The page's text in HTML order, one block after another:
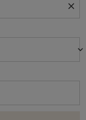
close
keyboard_arrow_down